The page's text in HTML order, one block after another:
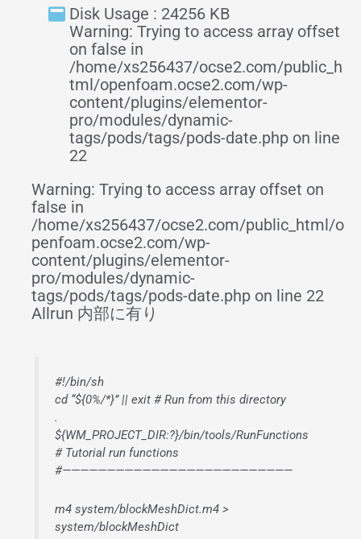
Disk Usage : 24256 KB
Warning: Trying to access array offset
on false in
/home/xs256437/ocse2.com/public_h
tml/openfoam.ocse2.com/wp-
content/plugins/elementor-
pro/modules/dynamic-
tags/pods/tags/pods-date.php on line
22
Warning: Trying to access array offset on
false in
/home/xs256437/ocse2.com/public_html/o
penfoam.ocse2.com/wp-
content/plugins/elementor-
pro/modules/dynamic-
tags/pods/tags/pods-date.php on line 22
Allrun 内部に有り
#!/bin/sh
cd “${0%/*}” || exit # Run from this directory
.
${WM_PROJECT_DIR:?}/bin/tools/RunFunctions
# Tutorial run functions
#——————————————————————————
m4 system/blockMeshDict.m4 >
system/blockMeshDict